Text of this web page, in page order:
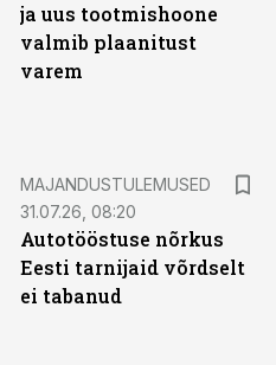
ja uus tootmishoone
valmib plaanitust
varem
MAJANDUSTULEMUSED
31.07.26, 08:20
Autotööstuse nõrkus
Eesti tarnijaid võrdselt
ei tabanud